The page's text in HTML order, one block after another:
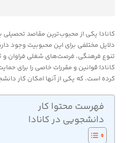
کانادا یکی از محبوب‌ترین مقاصد
دلایل مختلفی برای این محبوبیت وجود
تنوع فرهنگی، فرصت‌های شغلی فراوان و
کانادا قوانین و مقررات خاصی را برای
کرده است، که یکی از آنها امکان کار
فهرست محتوا کار
دانشجویی در کانادا